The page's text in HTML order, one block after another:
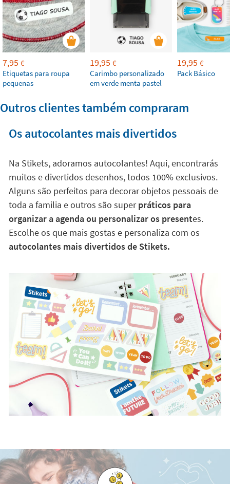
7,95 €
Etiquetas para roupa
pequenas
19,95 €
Carimbo personalizado
em verde menta pastel
19,95 €
Pack Básico
Outros clientes também compraram
Os autocolantes mais divertidos
Na Stikets, adoramos autocolantes! Aqui, encontrarás
muitos e divertidos desenhos, todos 100% exclusivos.
Alguns são perfeitos para decorar objetos pessoais de
toda a familia e outros são superpráticos para
organizar a agenda ou personalizar os presentes.
Escolhe os que mais gostas e personaliza com os
autocolantes mais divertidos de Stikets.